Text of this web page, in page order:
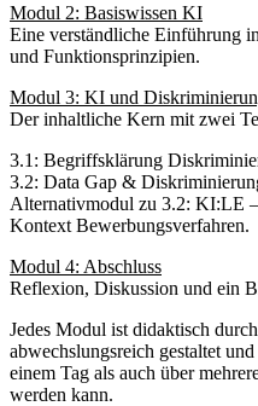
Modul 2: Basiswissen KI
Eine verständliche Einführung
und Funktionsprinzipien.
Modul 3: KI und
Der inhaltliche Kern mit zwei
3.1: Begriffsklärung
3.2: Data Gap &
Alternativmodul zu 3.2: KI:LE
Kontext Bewerbungsverfahren.
Modul 4: Abschluss
Reflexion, Diskussion und ein
Jedes Modul ist didaktisch
abwechslungsreich gestaltet
einem Tag als auch über
werden kann.